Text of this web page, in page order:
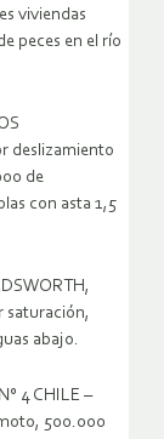
viviendas
peces en el río
deslizamiento
de
con asta 1,5
saturación,
abajo.
4 CHILE –
500.000